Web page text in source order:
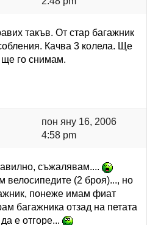
такъв. От стар багажник
Качва 3 колела. Ще
ще го снимам.
пон яну 16, 2006
4:58 pm
съжалявам....
велосипедите (2 броя)..., но
понеже имам фиат
багажника отзад на петата
е отгоре...